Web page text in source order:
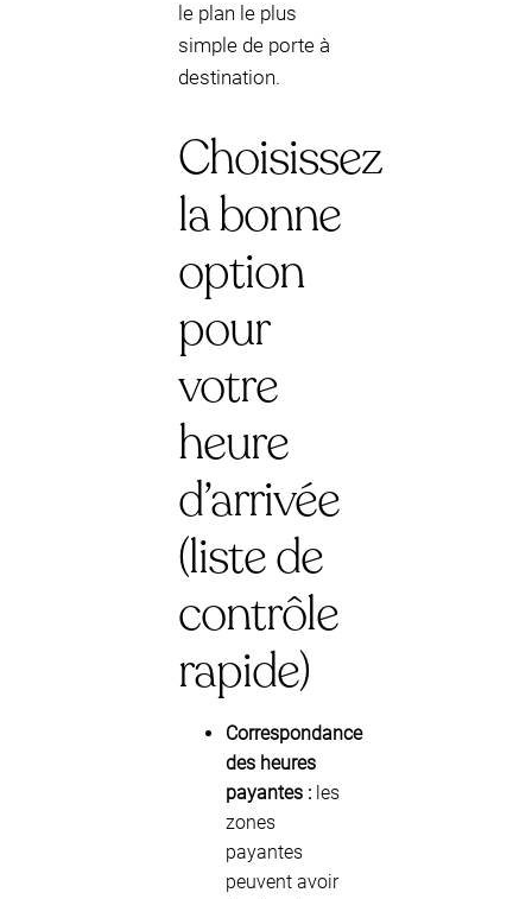
le plan le plus
simple de porte à
destination.
Choisissez
la bonne
option
pour
votre
heure
d’arrivée
(liste de
contrôle
rapide)
Correspondance
des heures
payantes : les
zones
payantes
peuvent avoir